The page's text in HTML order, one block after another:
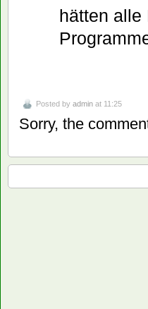
hätten alle
Posted by admin at 11:25
Sorry, the